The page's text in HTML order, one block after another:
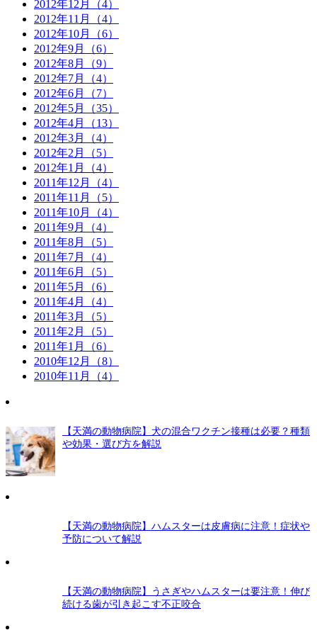
2012年12月（4）
2012年11月（4）
2012年10月（6）
2012年9月（6）
2012年8月（9）
2012年7月（4）
2012年6月（7）
2012年5月（35）
2012年4月（13）
2012年3月（4）
2012年2月（5）
2012年1月（4）
2011年12月（4）
2011年11月（5）
2011年10月（4）
2011年9月（4）
2011年8月（5）
2011年7月（4）
2011年6月（5）
2011年5月（6）
2011年4月（4）
2011年3月（5）
2011年2月（5）
2011年1月（6）
2010年12月（8）
2010年11月（4）
【天満の動物病院】犬の混合ワクチン接種は必要？種類
や効果・選び方を解説
【天満の動物病院】ハムスターは皮膚病に注意！症状や
予防について解説
【天満の動物病院】うさぎやハムスターは要注意！伸び
続ける歯が引き起こす不正咬合